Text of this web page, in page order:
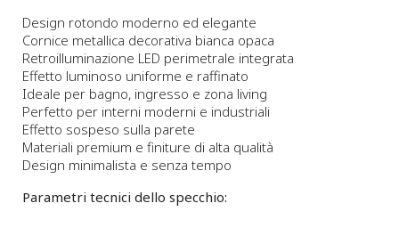
Design rotondo moderno ed elegante
Cornice metallica decorativa bianca opaca
Retroilluminazione LED perimetrale integrata
Effetto luminoso uniforme e raffinato
Ideale per bagno, ingresso e zona living
Perfetto per interni moderni e industriali
Effetto sospeso sulla parete
Materiali premium e finiture di alta qualità
Design minimalista e senza tempo
Parametri tecnici dello specchio: